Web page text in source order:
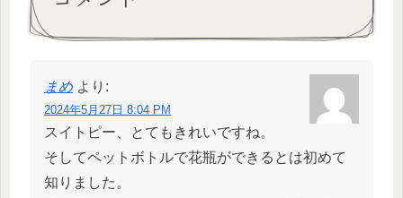
まめ より:
2024年5月27日 8:04 PM
スイトピー、とてもきれいですね。
そしてペットボトルで花瓶ができるとは初めて
知りました。